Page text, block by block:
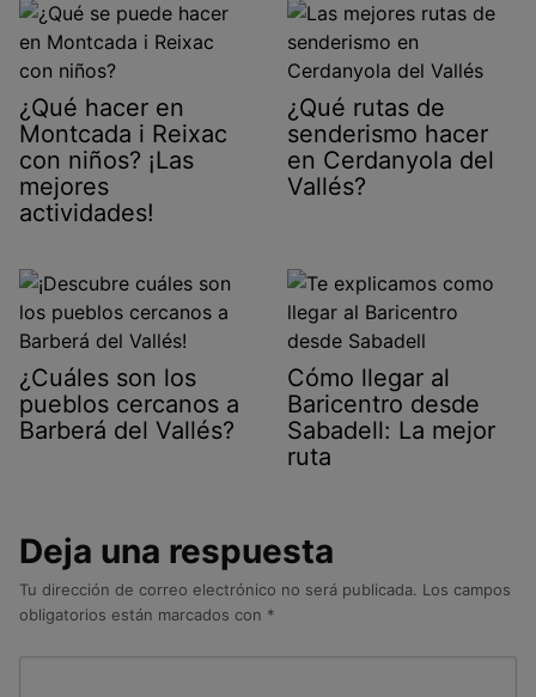
¿Qué hacer en
Montcada i Reixac
con niños? ¡Las
mejores
actividades!
¿Qué rutas de
senderismo hacer
en Cerdanyola del
Vallés?
¿Cuáles son los
pueblos cercanos a
Barberá del Vallés?
Cómo llegar al
Baricentro desde
Sabadell: La mejor
ruta
Deja una respuesta
Tu dirección de correo electrónico no será publicada. Los campos
obligatorios están marcados con *